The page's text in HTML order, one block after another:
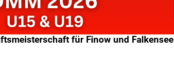
für Finow und Falkensee